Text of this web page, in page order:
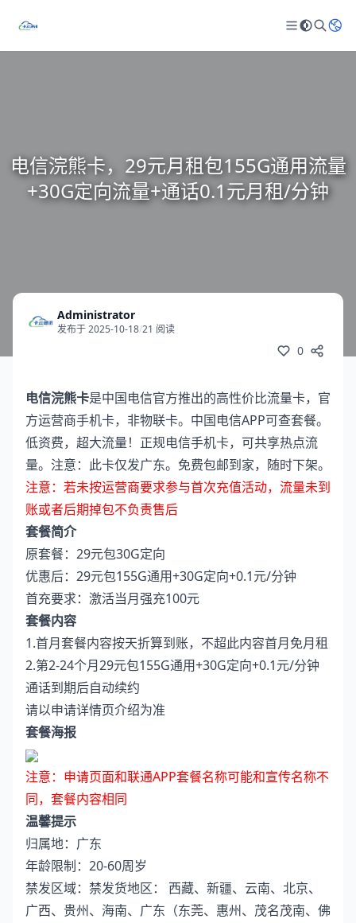
电信浣熊卡，29元月租包155G通用流量
+30G定向流量+通话0.1元月租/分钟
Administrator
发布于 2025-10-18/21 阅读
0
电信浣熊卡是中国电信官方推出的高性价比流量卡，官
方运营商手机卡，非物联卡。中国电信APP可查套餐。
低资费，超大流量！正规电信手机卡，可共享热点流
量。注意：此卡仅发广东。免费包邮到家，随时下架。
注意：若未按运营商要求参与首次充值活动，流量未到
账或者后期掉包不负责售后
套餐简介
原套餐：29元包30G定向
优惠后：29元包155G通用+30G定向+0.1元/分钟
首充要求：激活当月强充100元
套餐内容
1.首月套餐内容按天折算到账，不超此内容首月免月租
2.第2-24个月29元包155G通用+30G定向+0.1元/分钟
通话到期后自动续约
请以申请详情页介绍为准
套餐海报
注意：申请页面和联通APP套餐名称可能和宣传名称不
同，套餐内容相同
温馨提示
归属地：广东
年龄限制：20-60周岁
禁发区域：禁发货地区： 西藏、新疆、云南、北京、
广西、贵州、海南、广东（东莞、惠州、茂名茂南、佛